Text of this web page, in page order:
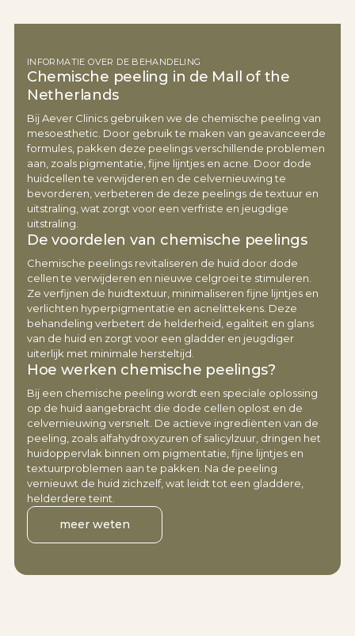
INFORMATIE OVER DE BEHANDELING
Chemische peeling in de Mall of the
Netherlands
Bij Aever Clinics gebruiken we de chemische peeling van
mesoesthetic. Door gebruik te maken van geavanceerde
formules, pakken deze peelings verschillende problemen
aan, zoals pigmentatie, fijne lijntjes en acne. Door dode
huidcellen te verwijderen en de celvernieuwing te
bevorderen, verbeteren de deze peelings de textuur en
uitstraling, wat zorgt voor een verfriste en jeugdige
uitstraling.
De voordelen van chemische peelings
Chemische peelings revitaliseren de huid door dode
cellen te verwijderen en nieuwe celgroei te stimuleren.
Ze verfijnen de huidtextuur, minimaliseren fijne lijntjes en
verlichten hyperpigmentatie en acnelittekens. Deze
behandeling verbetert de helderheid, egaliteit en glans
van de huid en zorgt voor een gladder en jeugdiger
uiterlijk met minimale hersteltijd.
Hoe werken chemische peelings?
Bij een chemische peeling wordt een speciale oplossing
op de huid aangebracht die dode cellen oplost en de
celvernieuwing versnelt. De actieve ingrediënten van de
peeling, zoals alfahydroxyzuren of salicylzuur, dringen het
huidoppervlak binnen om pigmentatie, fijne lijntjes en
textuurproblemen aan te pakken. Na de peeling
vernieuwt de huid zichzelf, wat leidt tot een gladdere,
helderdere teint.
meer weten